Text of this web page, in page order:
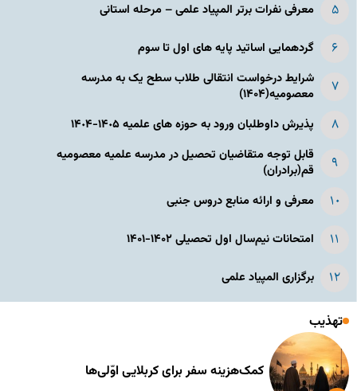
معرفی نفرات برتر المپیاد علمی – مرحله استانی
گردهمایی اساتید پایه های اول تا سوم
شرایط درخواست انتقالی طلاب سطح یک به مدرسه
معصومیه(۱۴۰۴)
پذیرش داوطلبان ورود به حوزه های علمیه ١۴٠۵-١۴٠۴
قابل توجه متقاضیان تحصیل در مدرسه علمیه معصومیه
قم(برادران)
معرفی و ارائه منابع دروس جنبی
امتحانات نیم‌سال اول تحصیلی ۱۴۰۲-۱۴۰۱
برگزاری المپیاد علمی
تهذیب
کمک‌هزینه سفر برای کربلایی اوّلی‌ها